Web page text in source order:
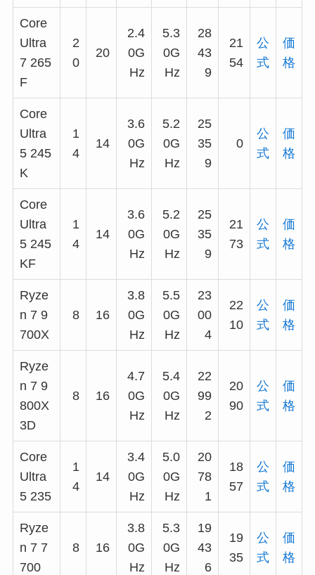
Core
Ultra
7 265
F
2
0
20
2.4
0G
Hz
5.3
0G
Hz
28
43
9
21
54
公
式
価
格
Core
Ultra
5 245
K
1
4
14
3.6
0G
Hz
5.2
0G
Hz
25
35
9
0
公
式
価
格
Core
Ultra
5 245
KF
1
4
14
3.6
0G
Hz
5.2
0G
Hz
25
35
9
21
73
公
式
価
格
Ryze
n 7 9
700X
8 16
3.8
0G
Hz
5.5
0G
Hz
23
00
4
22
10
公
式
価
格
Ryze
n 7 9
800X
3D
8 16
4.7
0G
Hz
5.4
0G
Hz
22
99
2
20
90
公
式
価
格
Core
Ultra
5 235
1
4
14
3.4
0G
Hz
5.0
0G
Hz
20
78
1
18
57
公
式
価
格
Ryze
n 7 7
700
8 16
3.8
0G
Hz
5.3
0G
Hz
19
43
6
19
35
公
式
価
格